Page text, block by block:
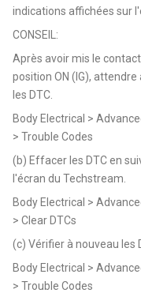
indications affichées sur
CONSEIL:
Après avoir mis le
position ON (IG),
les DTC.
Body Electrical >
> Trouble Codes
(b) Effacer les DTC en
l'écran du Techstream.
Body Electrical >
> Clear DTCs
(c) Vérifier à nouveau les
Body Electrical >
> Trouble Codes